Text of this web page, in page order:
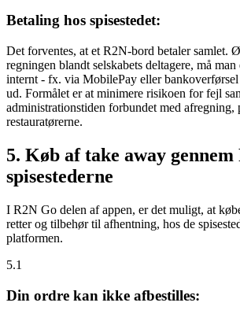
Betaling hos spisestedet:
Det forventes, at et R2N-bord betaler samlet.
regningen blandt selskabets deltagere, må
internt - fx. via MobilePay eller
ud. Formålet er at minimere risikoen for fejl
administrationstiden forbundet med afregning,
restauratørerne.
5. Køb af take away gennem
spisestederne
I R2N Go delen af appen, er det muligt, at
retter og tilbehør til afhentning, hos de
platformen.
5.1
Din ordre kan ikke afbestilles: